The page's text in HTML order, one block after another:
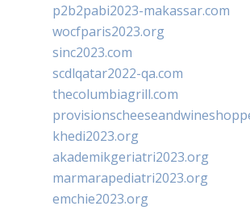
p2b2pabi2023-makassar.com
wocfparis2023.org
sinc2023.com
scdlqatar2022-qa.com
thecolumbiagrill.com
khedi2023.org
akademikgeriatri2023.org
marmarapediatri2023.org
emchie2023.org